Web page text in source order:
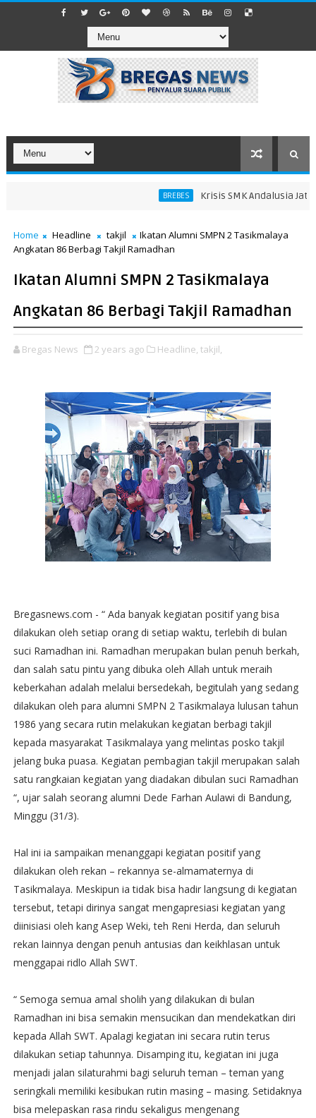
BREBES Krisis SMK Andalusia
Home Headline takjil
Ikatan Alumni SMPN 2 Tasikmalaya
Angkatan 86 Berbagi Takjil Ramadhan
Ikatan Alumni SMPN 2 Tasikmalaya
Angkatan 86 Berbagi Takjil Ramadhan
Bregas News 2 years ago Headline, takjil,
Bregasnews.com - “ Ada banyak kegiatan positif yang bisa
dilakukan oleh setiap orang di setiap waktu, terlebih di bulan
suci Ramadhan ini. Ramadhan merupakan bulan penuh berkah,
dan salah satu pintu yang dibuka oleh Allah untuk meraih
keberkahan adalah melalui bersedekah, begitulah yang sedang
dilakukan oleh para alumni SMPN 2 Tasikmalaya lulusan tahun
1986 yang secara rutin melakukan kegiatan berbagi takjil
kepada masyarakat Tasikmalaya yang melintas posko takjil
jelang buka puasa. Kegiatan pembagian takjil merupakan salah
satu rangkaian kegiatan yang diadakan dibulan suci Ramadhan
“, ujar salah seorang alumni Dede Farhan Aulawi di Bandung,
Minggu (31/3).
Hal ini ia sampaikan menanggapi kegiatan positif yang
dilakukan oleh rekan – rekannya se-almamaternya di
Tasikmalaya. Meskipun ia tidak bisa hadir langsung di kegiatan
tersebut, tetapi dirinya sangat mengapresiasi kegiatan yang
diinisiasi oleh kang Asep Weki, teh Reni Herda, dan seluruh
rekan lainnya dengan penuh antusias dan keikhlasan untuk
menggapai ridlo Allah SWT.
“ Semoga semua amal sholih yang dilakukan di bulan
Ramadhan ini bisa semakin mensucikan dan mendekatkan diri
kepada Allah SWT. Apalagi kegiatan ini secara rutin terus
dilakukan setiap tahunnya. Disamping itu, kegiatan ini juga
menjadi jalan silaturahmi bagi seluruh teman – teman yang
seringkali memiliki kesibukan rutin masing – masing. Setidaknya
bisa melepaskan rasa rindu sekaligus mengenang